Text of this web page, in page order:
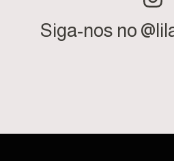
Siga-nos no